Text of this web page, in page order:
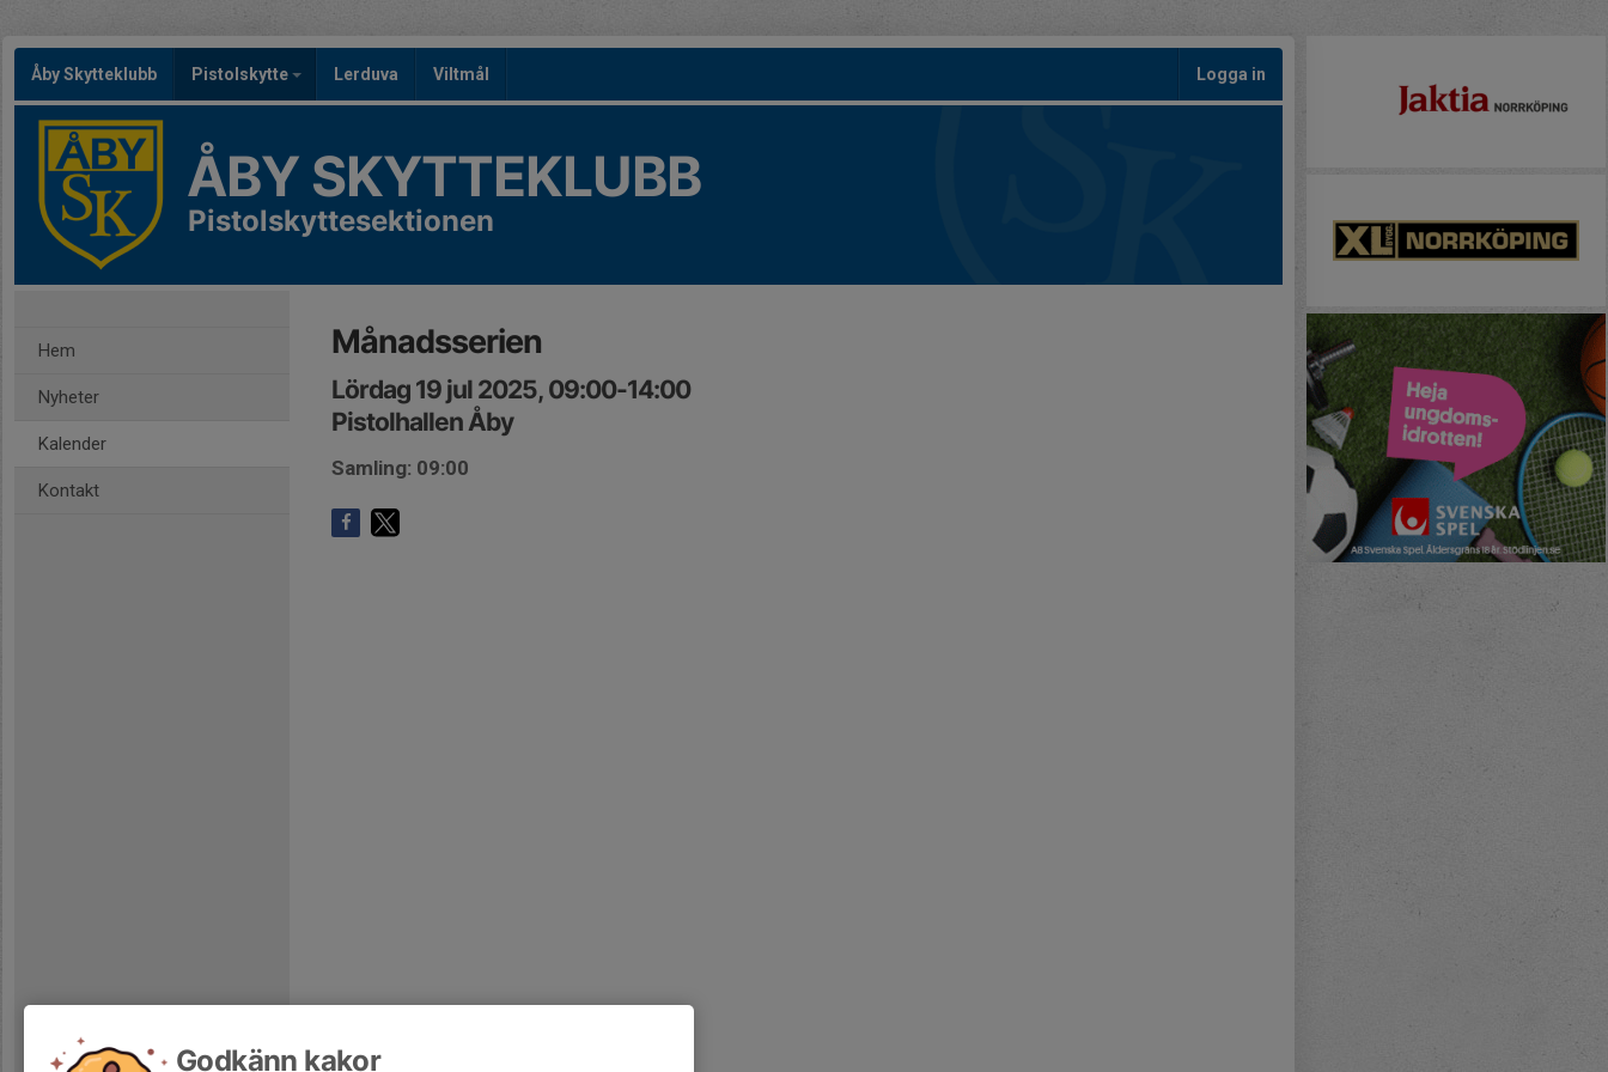
Åby Skytteklubb Pistolskytte Lerduva Viltmål Logga in
ÅBY SKYTTEKLUBB
Pistolskyttesektionen
Hem
Nyheter
Kalender
Kontakt
Månadsserien
Lördag 19 jul 2025, 09:00-14:00
Pistolhallen Åby
Samling: 09:00
Godkänn kakor